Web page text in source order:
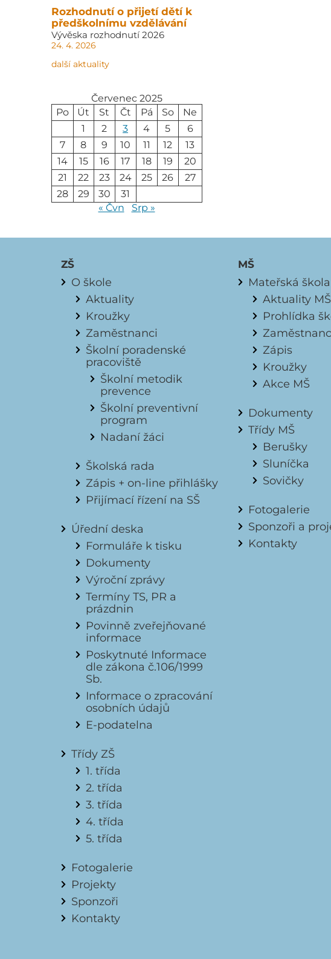
Rozhodnutí o přijetí dětí k
předškolnímu vzdělávání
Vývěska rozhodnutí 2026
24. 4. 2026
další aktuality
Červenec 2025
Po
Út St Čt Pá So
Ne
1
2 3 4 5
6
7
8 9 10 11 12
13
14
15 16 17 18 19
20
21
22 23 24 25 26
27
28
29 30
31
« Čvn
Srp »
ZŠ
O škole
Aktuality
Kroužky
Zaměstnanci
Školní poradenské
pracoviště
Školní metodik
prevence
Školní preventivní
program
Nadaní žáci
Školská rada
Zápis + on-line přihlášky
Přijímací řízení na SŠ
Úřední deska
Formuláře k tisku
Dokumenty
Výroční zprávy
Termíny TS, PR a
prázdnin
Povinně zveřejňované
informace
Poskytnuté Informace
dle zákona č.106/1999
Sb.
Informace o zpracování
osobních údajů
E-podatelna
Třídy ZŠ
1. třída
2. třída
3. třída
4. třída
5. třída
Fotogalerie
Projekty
Sponzoři
Kontakty
MŠ
Mateřská škola
Aktuality MŠ
Prohlídka
Zápis
Kroužky
Akce MŠ
Dokumenty
Třídy MŠ
Berušky
Sluníčka
Sovičky
Fotogalerie
Sponzoři a
Kontakty